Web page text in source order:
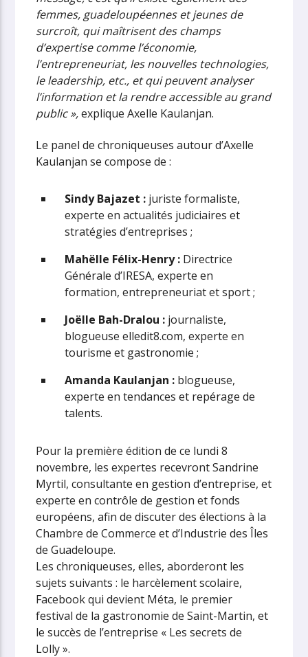
femmes, guadeloupéennes et jeunes de
surcroît, qui maîtrisent des champs
d’expertise comme l’économie,
l’entrepreneuriat, les nouvelles technologies,
le leadership, etc., et qui peuvent analyser
l’information et la rendre accessible au grand
public »,explique Axelle Kaulanjan.
Le panel de chroniqueuses autour d’Axelle
Kaulanjan se compose de :
Sindy Bajazet : juriste formaliste,
experte en actualités judiciaires et
stratégies d’entreprises ;
Mahëlle Félix-Henry : Directrice
Générale d’IRESA, experte en
formation, entrepreneuriat et sport ;
Joëlle Bah-Dralou : journaliste,
blogueuse elledit8.com, experte en
tourisme et gastronomie ;
Amanda Kaulanjan : blogueuse,
experte en tendances et repérage de
talents.
Pour la première édition de ce lundi 8
novembre, les expertes recevront Sandrine
Myrtil, consultante en gestion d’entreprise, et
experte en contrôle de gestion et fonds
européens, afin de discuter des élections à la
Chambre de Commerce et d’Industrie des Îles
de Guadeloupe.
Les chroniqueuses, elles, aborderont les
sujets suivants : le harcèlement scolaire,
Facebook qui devient Méta, le premier
festival de la gastronomie de Saint-Martin, et
le succès de l’entreprise « Les secrets de
Lolly ».